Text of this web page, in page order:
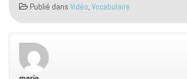
Publié dans Vidéo, Vocabulaire